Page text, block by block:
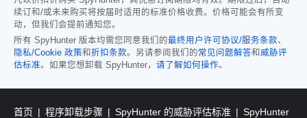
续订和/或未来购买将按届时适用的标准价格收费。价格可能会有所变
动，但我们会提前通知您。
所有 SpyHunter 版本均需您同意我们的最终用户许可协议/服务条款、
隐私/Cookie 政策和折扣条款。另请参阅我们的常见问题解答和 威胁评
估标准。如果您想卸载 SpyHunter， 请了解如何操作。
首页 程序卸载步骤 SpyHunter 的威胁评估标准
SpyHunter